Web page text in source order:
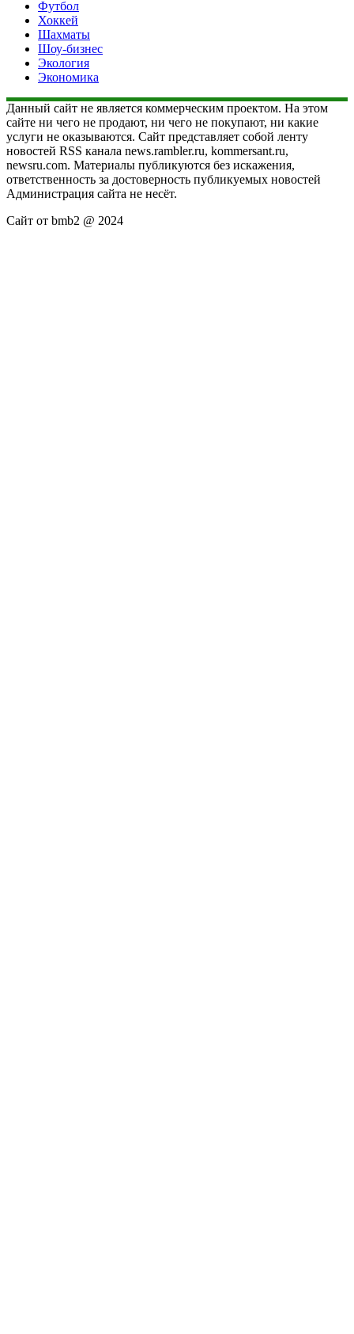
Футбол
Хоккей
Шахматы
Шоу-бизнес
Экология
Экономика
Данный сайт не является коммерческим проектом. На этом
сайте ни чего не продают, ни чего не покупают, ни какие
услуги не оказываются. Сайт представляет собой ленту
новостей RSS канала news.rambler.ru, kommersant.ru,
newsru.com. Материалы публикуются без искажения,
ответственность за достоверность публикуемых новостей
Администрация сайта не несёт.
Сайт от bmb2 @ 2024